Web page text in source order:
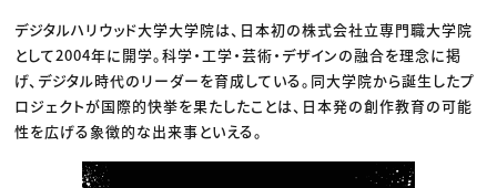
デジタルハリウッド大学大学院は、日本初の株式会社立専門職大学院
として2004年に開学。科学・工学・芸術・デザインの融合を理念に掲
げ、デジタル時代のリーダーを育成している。同大学院から誕生したプ
ロジェクトが国際的快挙を果たしたことは、日本発の創作教育の可能
性を広げる象徴的な出来事といえる。